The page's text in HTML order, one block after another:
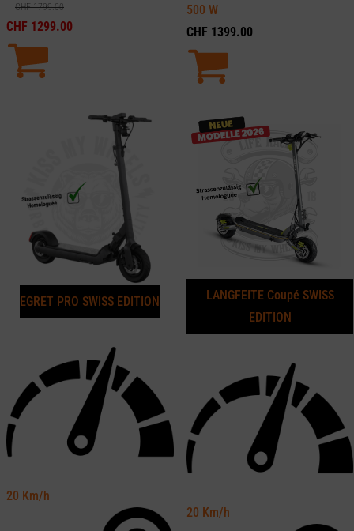
CHF1799.00
CHF 1299.00
500 W
CHF 1399.00
EGRET PRO SWISS EDITION
20 Km/h
LANGFEITE Coupé SWISS
EDITION
20 Km/h